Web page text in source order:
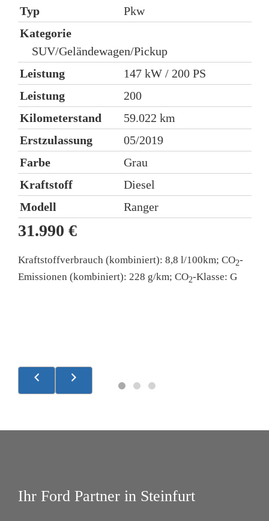
Typ
Pkw
Kategorie
SUV/Geländewagen/Pickup
Leistung
147 kW / 200 PS
Leistung
200
Kilometerstand
59.022 km
Erstzulassung
05/2019
Farbe
Grau
Kraftstoff
Diesel
Modell
Ranger
31.990 €
Kraftstoffverbrauch (kombiniert): 8,8 l/100km; CO2-
Emissionen (kombiniert): 228 g/km; CO2-Klasse: G
Ihr Ford Partner in Steinfurt